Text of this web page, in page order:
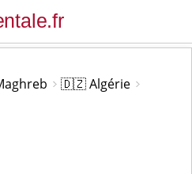
🇩🇿 Algérie